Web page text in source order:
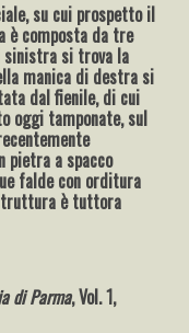
su cui prospetto il
è composta da tre
sinistra si trova la
manica di destra si
dal fienile, di cui
oggi tamponate, sul
pietra a spacco
falde con orditura
è tuttora
di Parma, Vol. 1,